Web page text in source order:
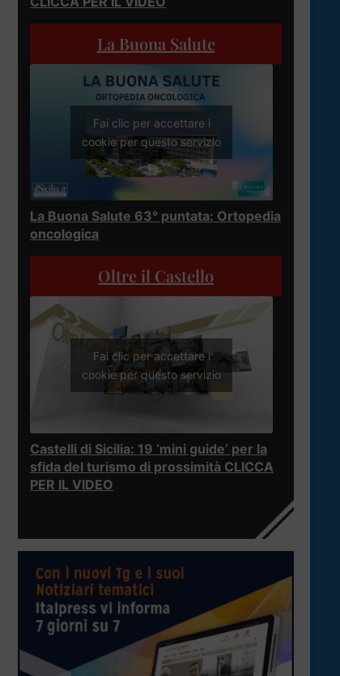
La Buona Salute
Fai clic per accettare i
cookie per questo servizio
La Buona Salute 63° puntata: Ortopedia
oncologica
Oltre il Castello
Fai clic per accettare i
cookie per questo servizio
Castelli di Sicilia: 19 ‘mini guide’ per la
sfida del turismo di prossimità CLICCA
PER IL VIDEO